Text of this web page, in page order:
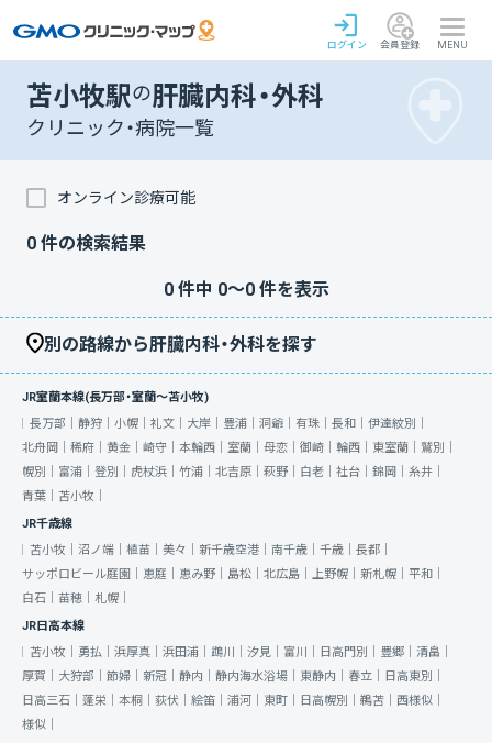
ログイン 会員登録 MENU
苫小牧駅の肝臓内科・外科
クリニック・病院一覧
オンライン診療可能
0 件の検索結果
0件中 0〜0件を表示
別の路線から肝臓内科・外科を探す
JR室蘭本線(長万部・室蘭～苫小牧)
長万部｜ 静狩｜ 小幌｜ 礼文｜ 大岸｜ 豊浦｜ 洞爺｜ 有珠｜ 長和｜ 伊達紋別｜
北舟岡｜ 稀府｜ 黄金｜ 崎守｜ 本輪西｜ 室蘭｜ 母恋｜ 御崎｜ 輪西｜ 東室蘭｜ 鷲別｜
幌別｜ 富浦｜ 登別｜ 虎杖浜｜ 竹浦｜ 北吉原｜ 萩野｜ 白老｜ 社台｜ 錦岡｜ 糸井｜
青葉｜ 苫小牧｜
JR千歳線
苫小牧｜ 沼ノ端｜ 植苗｜ 美々｜ 新千歳空港｜ 南千歳｜ 千歳｜ 長都｜
サッポロビール庭園｜ 恵庭｜ 恵み野｜ 島松｜ 北広島｜ 上野幌｜ 新札幌｜ 平和｜
白石｜ 苗穂｜ 札幌｜
JR日高本線
苫小牧｜ 勇払｜ 浜厚真｜ 浜田浦｜ 鵡川｜ 汐見｜ 富川｜ 日高門別｜ 豊郷｜ 清畠｜
厚賀｜ 大狩部｜ 節婦｜ 新冠｜ 静内｜ 静内海水浴場｜ 東静内｜ 春立｜
日高東別｜
日高三石｜ 蓬栄｜ 本桐｜ 荻伏｜ 絵笛｜ 浦河｜ 東町｜ 日高幌別｜ 鵜苫｜ 西様似｜
様似｜